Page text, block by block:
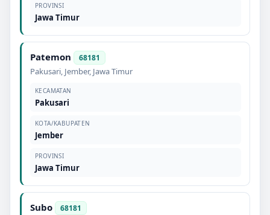
PROVINSI
Jawa Timur
Patemon 68181
Pakusari, Jember, Jawa Timur
KECAMATAN
Pakusari
KOTA/KABUPATEN
Jember
PROVINSI
Jawa Timur
Subo 68181